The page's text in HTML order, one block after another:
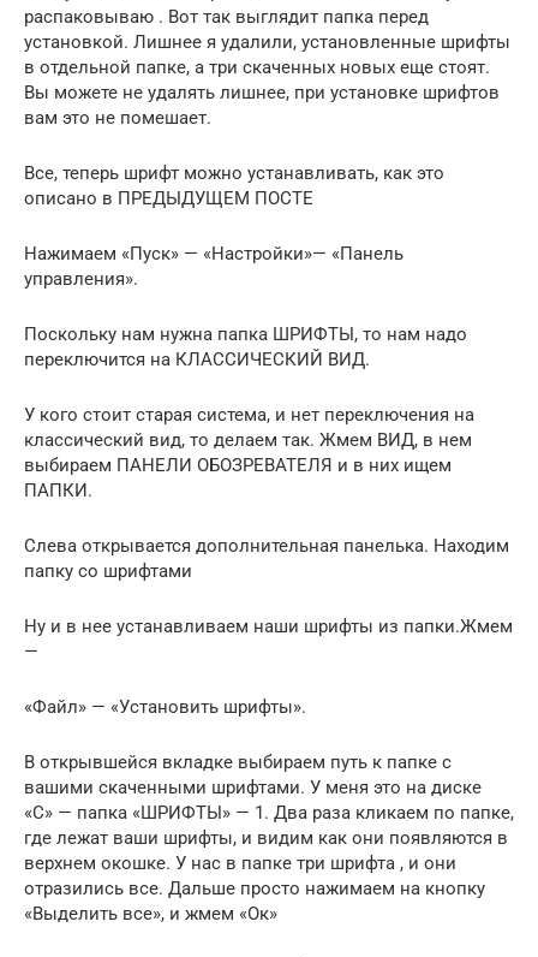
распаковываю . Вот так выглядит папка перед
установкой. Лишнее я удалили, установленные шрифты
в отдельной папке, а три скаченных новых еще стоят.
Вы можете не удалять лишнее, при установке шрифтов
вам это не помешает.
Все, теперь шрифт можно устанавливать, как это
описано в ПРЕДЫДУЩЕМ ПОСТЕ
Нажимаем «Пуск» — «Настройки»— «Панель
управления».
Поскольку нам нужна папка ШРИФТЫ, то нам надо
переключится на КЛАССИЧЕСКИЙ ВИД.
У кого стоит старая система, и нет переключения на
классический вид, то делаем так. Жмем ВИД, в нем
выбираем ПАНЕЛИ ОБОЗРЕВАТЕЛЯ и в них ищем
ПАПКИ.
Слева открывается дополнительная панелька. Находим
папку со шрифтами
Ну и в нее устанавливаем наши шрифты из папки.Жмем
—
«Файл» — «Установить шрифты».
В открывшейся вкладке выбираем путь к папке с
вашими скаченными шрифтами. У меня это на диске
«С» — папка «ШРИФТЫ» — 1. Два раза кликаем по папке,
где лежат ваши шрифты, и видим как они появляются в
верхнем окошке. У нас в папке три шрифта , и они
отразились все. Дальше просто нажимаем на кнопку
«Выделить все», и жмем «Ок»